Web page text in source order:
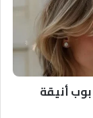
بوب أنيقة